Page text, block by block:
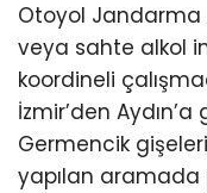
Otoyol Jandarma
veya sahte alkol
koordineli
İzmir’den
Germencik
yapılan aramada